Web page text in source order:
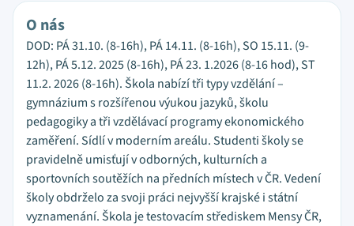
O nás
DOD: PÁ 31.10. (8-16h), PÁ 14.11. (8-16h), SO 15.11. (9-
12h), PÁ 5.12. 2025 (8-16h), PÁ 23. 1.2026 (8-16 hod), ST
11.2. 2026 (8-16h). Škola nabízí tři typy vzdělání –
gymnázium s rozšířenou výukou jazyků, školu
pedagogiky a tři vzdělávací programy ekonomického
zaměření. Sídlí v moderním areálu. Studenti školy se
pravidelně umisťují v odborných, kulturních a
sportovních soutěžích na předních místech v ČR. Vedení
školy obdrželo za svoji práci nejvyšší krajské i státní
vyznamenání. Škola je testovacím střediskem Mensy ČR,